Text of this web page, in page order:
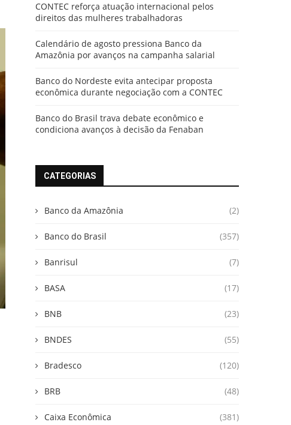
CONTEC reforça atuação internacional pelos
direitos das mulheres trabalhadoras
Calendário de agosto pressiona Banco da
Amazônia por avanços na campanha salarial
Banco do Nordeste evita antecipar proposta
econômica durante negociação com a CONTEC
Banco do Brasil trava debate econômico e
condiciona avanços à decisão da Fenaban
CATEGORIAS
Banco da Amazônia (2)
Banco do Brasil (357)
Banrisul (7)
BASA (17)
BNB (23)
BNDES (55)
Bradesco (120)
BRB (48)
Caixa Econômica (381)